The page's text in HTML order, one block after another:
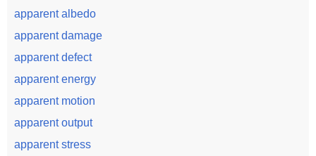
apparent albedo
apparent damage
apparent defect
apparent energy
apparent motion
apparent output
apparent stress